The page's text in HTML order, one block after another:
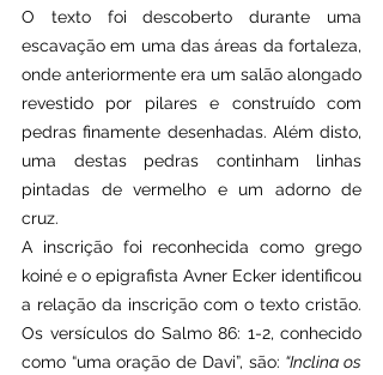
O texto foi descoberto durante uma
escavação em uma das áreas da fortaleza,
onde anteriormente era um salão alongado
revestido por pilares e construído com
pedras finamente desenhadas. Além disto,
uma destas pedras continham linhas
pintadas de vermelho e um adorno de
cruz.
A inscrição foi reconhecida como grego
koiné e o epigrafista Avner Ecker identificou
a relação da inscrição com o texto cristão.
Os versículos do Salmo 86: 1-2, conhecido
como “uma oração de Davi”, são: “Inclina os